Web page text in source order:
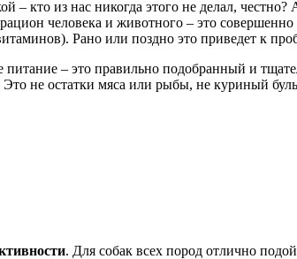
– кто из нас никогда этого не делал,
человека и животного – это
Рано или поздно это приведет к
– это правильно подобранный и
не остатки мяса или рыбы, не куриный
. Для собак всех пород отлично